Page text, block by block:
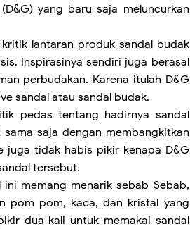
yang baru saja meluncurkan
lantaran produk sandal budak
Inspirasinya sendiri juga berasal
perbudakan. Karena itulah D&G
sandal atau sandal budak.
pedas tentang hadirnya sandal
saja dengan membangkitkan
juga tidak habis pikir kenapa D&G
tersebut.
memang menarik sebab Sebab,
pom pom, kaca, dan kristal yang
dua kali untuk memakai sandal